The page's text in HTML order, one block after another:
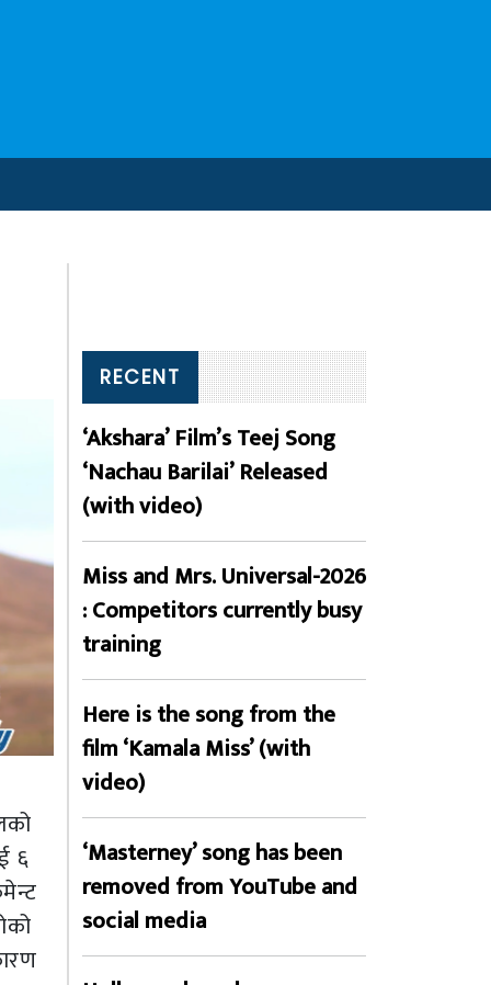
६
RECENT
‘Akshara’ Film’s Teej Song
‘Nachau Barilai’ Released
(with video)
Miss and Mrs. Universal-2026
: Competitors currently busy
training
Here is the song from the
film ‘Kamala Miss’ (with
video)
‘Masterney’ song has been
removed from YouTube and
social media